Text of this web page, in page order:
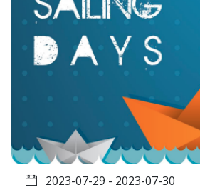
2023-07-29 - 2023-07-30